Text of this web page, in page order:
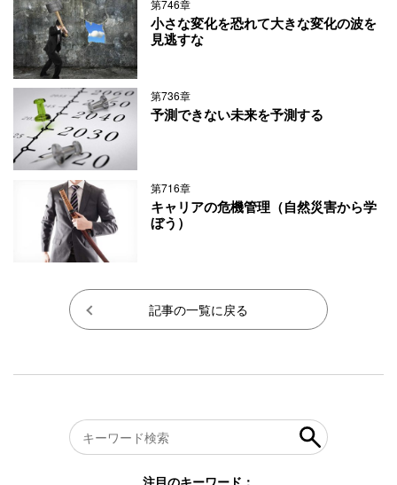
第746章
小さな変化を恐れて大きな変化の波を
見逃すな
第736章
予測できない未来を予測する
第716章
キャリアの危機管理（自然災害から学
ぼう）
記事の一覧に戻る